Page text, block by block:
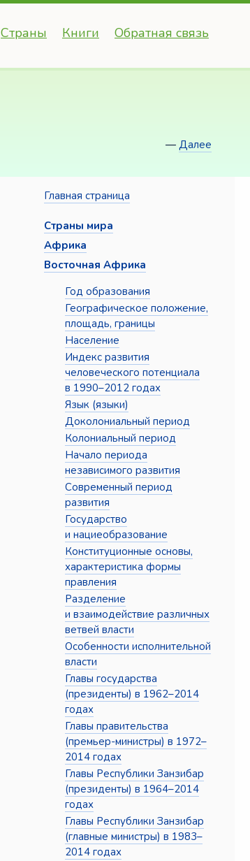
Страны Книги Обратная связь
— Далее
Главная страница
Страны мира
Африка
Восточная Африка
Год образования
Географическое положение,
площадь, границы
Население
Индекс развития
человеческого потенциала
в 1990–2012 годах
Язык (языки)
Доколониальный период
Колониальный период
Начало периода
независимого развития
Современный период
развития
Государство
и нациеобразование
Конституционные основы,
характеристика формы
правления
Разделение
и взаимодействие различных
ветвей власти
Особенности исполнительной
власти
Главы государства
(президенты) в 1962–2014
годах
Главы правительства
(премьер-министры) в 1972–
2014 годах
Главы Республики Занзибар
(президенты) в 1964–2014
годах
Главы Республики Занзибар
(главные министры) в 1983–
2014 годах